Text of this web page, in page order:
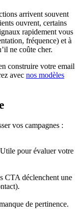
arrivent souvent
ouvrent, certains
rapidement vous
fréquence) et à
ne coûte cher.
construire votre email
avec nos modèles
vos campagnes :
pour évaluer votre
CTA déclenchent une
de pertinence.